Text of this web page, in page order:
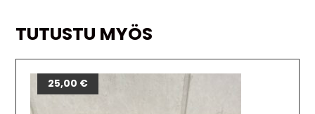
TUTUSTU MYÖS
25,00 €